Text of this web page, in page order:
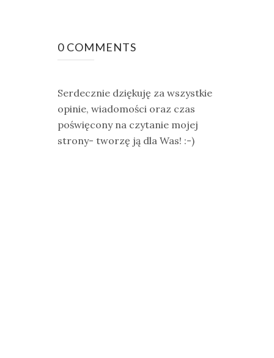
0 COMMENTS
Serdecznie dziękuję za wszystkie
opinie, wiadomości oraz czas
poświęcony na czytanie mojej
strony- tworzę ją dla Was! :-)